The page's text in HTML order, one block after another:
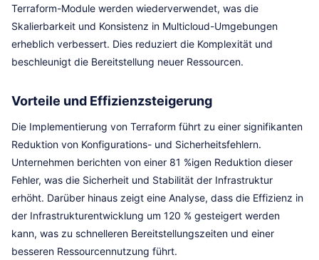
Terraform-Module werden wiederverwendet, was die
Skalierbarkeit und Konsistenz in Multicloud-Umgebungen
erheblich verbessert. Dies reduziert die Komplexität und
beschleunigt die Bereitstellung neuer Ressourcen.
Vorteile und Effizienzsteigerung
Die Implementierung von Terraform führt zu einer signifikanten
Reduktion von Konfigurations- und Sicherheitsfehlern.
Unternehmen berichten von einer 81 %igen Reduktion dieser
Fehler, was die Sicherheit und Stabilität der Infrastruktur
erhöht. Darüber hinaus zeigt eine Analyse, dass die Effizienz in
der Infrastrukturentwicklung um 120 % gesteigert werden
kann, was zu schnelleren Bereitstellungszeiten und einer
besseren Ressourcennutzung führt.